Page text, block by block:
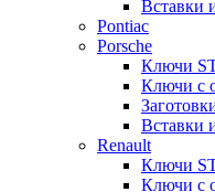
Вставки
Pontiac
Porsche
Ключи
Ключи с
Вставки
Renault
Ключи
Ключи с